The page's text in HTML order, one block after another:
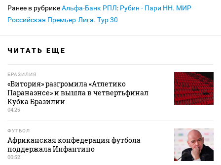
Ранее в рубрикеАльфа-Банк РПЛ: Рубин - Пари НН. МИР
Российская Премьер-Лига. Тур 30
ЧИТАТЬ ЕЩЕ
БРАЗИЛИЯ
«Витория» разгромила «Атлетико
Паранаэнсе» и вышла в четвертьфинал
Кубка Бразилии
04:25
ФУТБОЛ
Африканская конфедерация футбола
поддержала Инфантино
00:52